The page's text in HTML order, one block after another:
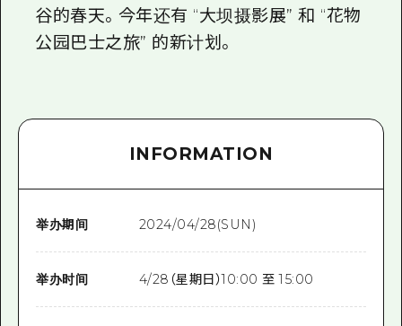
谷的春天。今年还有 “大坝摄影展” 和 “花物
公园巴士之旅” 的新计划。
INFORMATION
举办期间 2024/04/28(SUN)
举办时间 4/28（星期日）10:00 至 15:00